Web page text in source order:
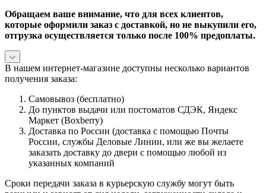
Обращаем ваше внимание, что для всех клиентов,
которые оформили заказ с доставкой, но не выкупили его,
отгрузка осуществляется только после 100% предоплаты.
В нашем интернет-магазине доступны несколько вариантов
получения заказа:
Самовывоз (бесплатно)
До пунктов выдачи или постоматов СДЭК, Яндекс
Маркет (Boxberry)
Доставка по России (доставка с помощью Почты
России, службы Деловые Линии, или же вы желаете
заказать доставку до двери с помощью любой из
указанных компаний
Сроки передачи заказа в курьерскую службу могут быть